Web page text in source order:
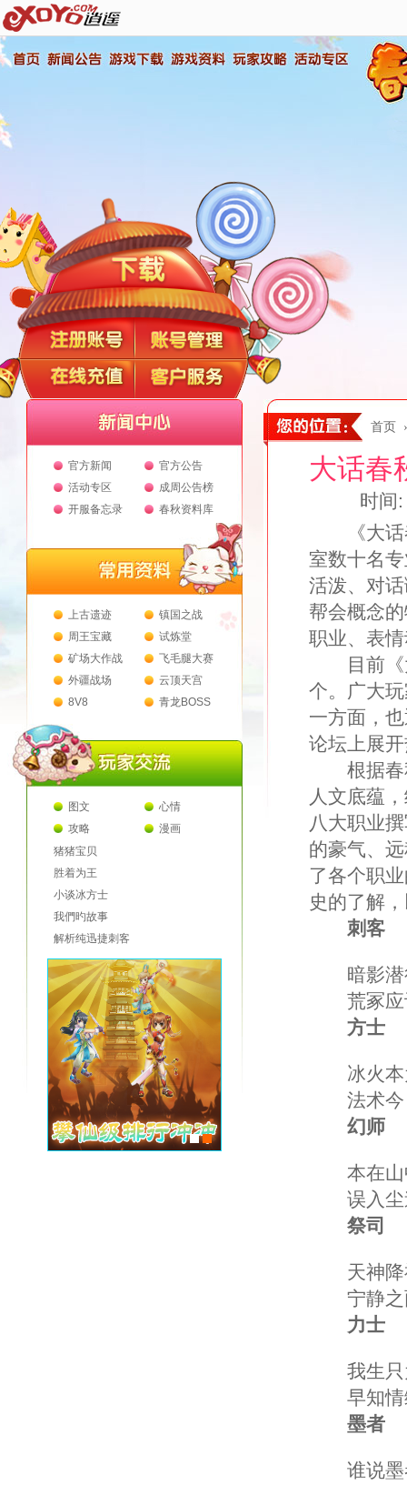
官方新闻
官方公告
活动专区
成周公告榜
开服备忘录
春秋资料库
上古遗迹
镇国之战
周王宝藏
试炼堂
矿场大作战
飞毛腿大赛
外疆战场
云顶天宫
8V8
青龙BOSS
图文
心情
攻略
漫画
猪猪宝贝
胜着为王
小谈冰方士
我們旳故事
解析纯迅捷刺客
首页
大话春
时间
《大话春
室数十名
活泼、对
帮会概念
职业、表
目前《大
个。广大
一方面，
论坛上展
根据春秋
人文底蕴
八大职业
的豪气、
了各个职
史的了解
刺客
暗影潜
荒冢应
方士
冰火本
法术今
幻师
本在山
误入尘
祭司
天神降
宁静之
力士
我生只
早知情
墨者
谁说墨